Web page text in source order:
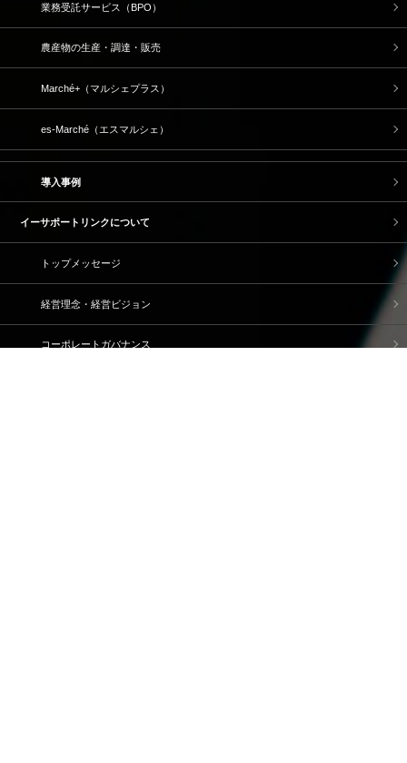
業務受託サービス（BPO）
農産物の生産・調達・販売
Marché+（マルシェプラス）
es-Marché（エスマルシェ）
導入事例
イーサポートリンクについて
トップメッセージ
経営理念・経営ビジョン
コーポレートガバナンス